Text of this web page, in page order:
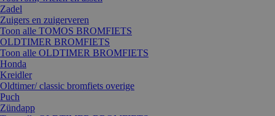
Zadel
Zuigers en zuigerveren
Toon alle TOMOS BROMFIETS
OLDTIMER BROMFIETS
Toon alle OLDTIMER BROMFIETS
Honda
Kreidler
Oldtimer/ classic bromfiets overige
Puch
Zündapp